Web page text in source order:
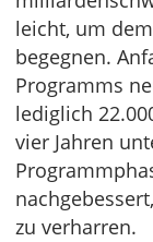
leicht, um
begegnen.
Programms
lediglich
vier Jahren
zu verharren.